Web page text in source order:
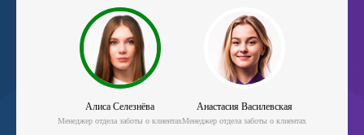
Алиса Селезнёва
Менеджер отдела заботы о клиентах
Анастасия Василевская
Менеджер отдела заботы о клиентах